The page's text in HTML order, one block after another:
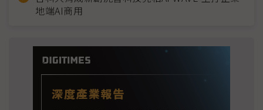
地端AI商用